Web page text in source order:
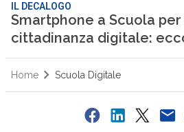
IL DECALOGO
Smartphone a Scuola
cittadinanza digitale:
Home Scuola Digitale